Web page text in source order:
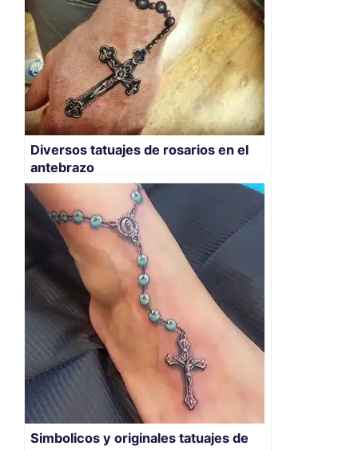
Diversos tatuajes de rosarios en el
antebrazo
Simbolicos y originales tatuajes de